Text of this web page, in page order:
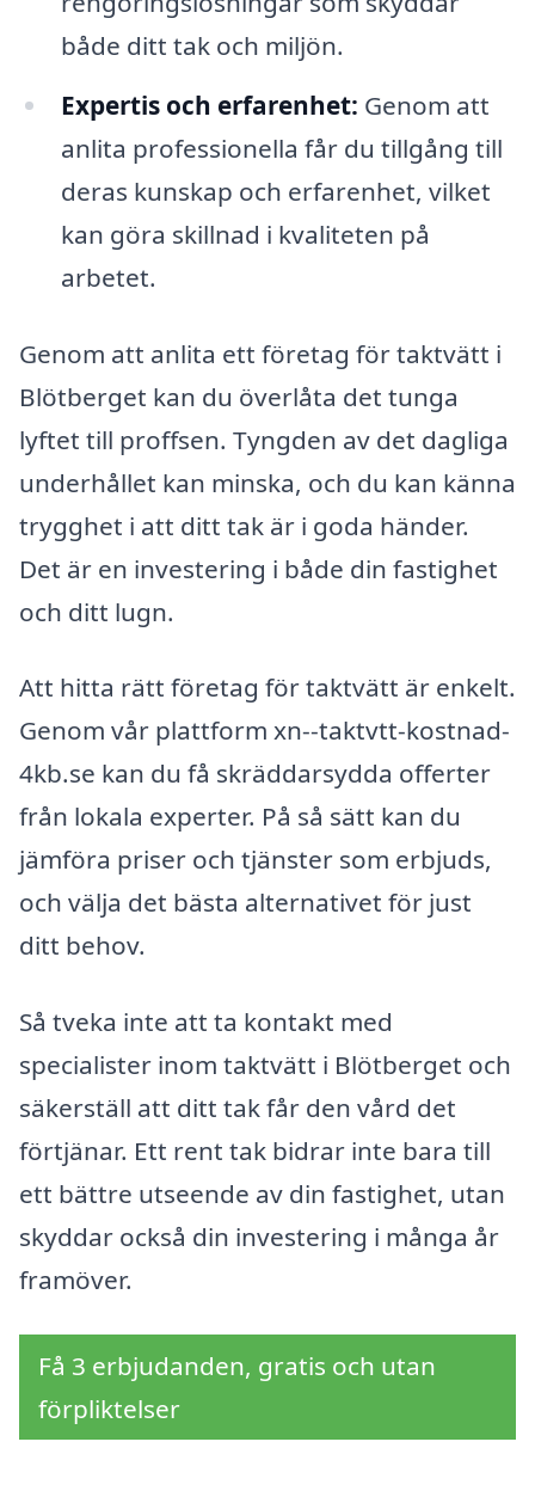
både ditt tak och miljön.
Expertis och erfarenhet: Genom att
anlita professionella får du tillgång till
deras kunskap och erfarenhet, vilket
kan göra skillnad i kvaliteten på
arbetet.
Genom att anlita ett företag för taktvätt i
Blötberget kan du överlåta det tunga
lyftet till proffsen. Tyngden av det dagliga
underhållet kan minska, och du kan känna
trygghet i att ditt tak är i goda händer.
Det är en investering i både din fastighet
och ditt lugn.
Att hitta rätt företag för taktvätt är enkelt.
Genom vår plattform xn--taktvtt-kostnad-
4kb.se kan du få skräddarsydda offerter
från lokala experter. På så sätt kan du
jämföra priser och tjänster som erbjuds,
och välja det bästa alternativet för just
ditt behov.
Så tveka inte att ta kontakt med
specialister inom taktvätt i Blötberget och
säkerställ att ditt tak får den vård det
förtjänar. Ett rent tak bidrar inte bara till
ett bättre utseende av din fastighet, utan
skyddar också din investering i många år
framöver.
Få 3 erbjudanden, gratis och utan
förpliktelser